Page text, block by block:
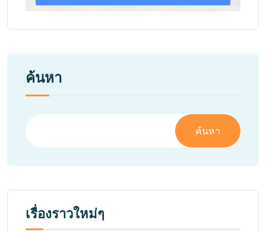
ค้นหา
ค้นหา
เรื่องราวใหม่ๆ